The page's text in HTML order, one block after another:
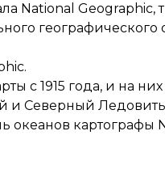
National
географического
с 1915 года, и на
и Северный
картографы